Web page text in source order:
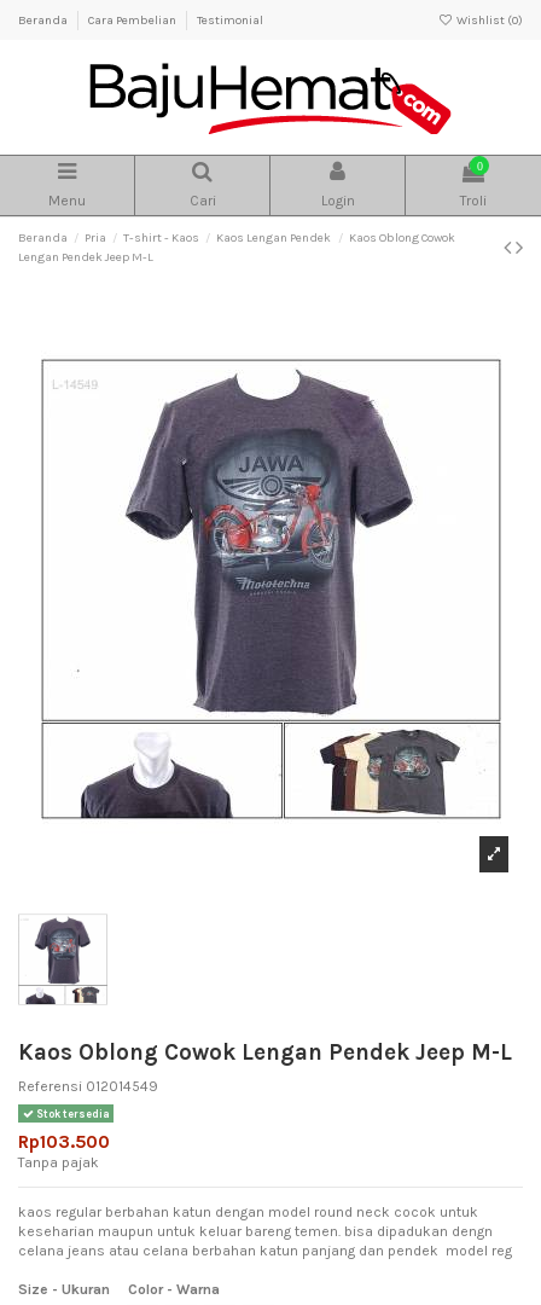
Beranda Cara Pembelian Testimonial Wishlist (0)
Menu Cari Login
0
Troli
Beranda Pria T-shirt - Kaos Kaos Lengan Pendek
Kaos Oblong Cowok
Lengan Pendek Jeep M-L
Kaos Oblong Cowok Lengan Pendek Jeep M-L
Referensi 012014549
Stok tersedia
Rp103.500
Tanpa pajak
kaos regular berbahan katun dengan model round neck cocok untuk
keseharian maupun untuk keluar bareng temen. bisa dipadukan dengn
celana jeans atau celana berbahan katun panjang dan pendek model reg
Size - Ukuran
Color - Warna